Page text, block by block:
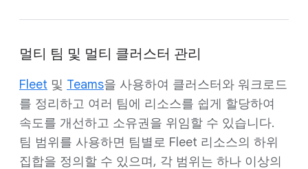
멀티 팀 및 멀티 클러스터 관리
Fleet 및 Teams을 사용하여 클러스터와 워크로드
를 정리하고 여러 팀에 리소스를 쉽게 할당하여
속도를 개선하고 소유권을 위임할 수 있습니다.
팀 범위를 사용하면 팀별로 Fleet 리소스의 하위
집합을 정의할 수 있으며, 각 범위는 하나 이상의